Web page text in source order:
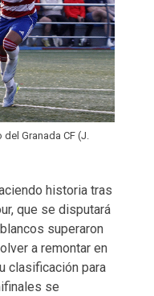
Granada CF (J.
historia tras
que se disputará
superaron
a remontar en
clasificación para
se